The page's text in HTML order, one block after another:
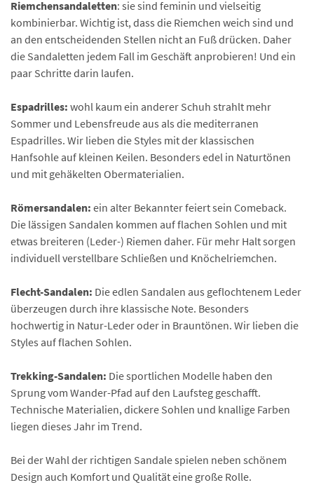
Riemchensandaletten: sie sind feminin und vielseitig
kombinierbar. Wichtig ist, dass die Riemchen weich sind und
an den entscheidenden Stellen nicht an Fuß drücken. Daher
die Sandaletten jedem Fall im Geschäft anprobieren! Und ein
paar Schritte darin laufen.
Espadrilles: wohl kaum ein anderer Schuh strahlt mehr
Sommer und Lebensfreude aus als die mediterranen
Espadrilles. Wir lieben die Styles mit der klassischen
Hanfsohle auf kleinen Keilen. Besonders edel in Naturtönen
und mit gehäkelten Obermaterialien.
Römersandalen: ein alter Bekannter feiert sein Comeback.
Die lässigen Sandalen kommen auf flachen Sohlen und mit
etwas breiteren (Leder-) Riemen daher. Für mehr Halt sorgen
individuell verstellbare Schließen und Knöchelriemchen.
Flecht-Sandalen: Die edlen Sandalen aus geflochtenem Leder
überzeugen durch ihre klassische Note. Besonders
hochwertig in Natur-Leder oder in Brauntönen. Wir lieben die
Styles auf flachen Sohlen.
Trekking-Sandalen: Die sportlichen Modelle haben den
Sprung vom Wander-Pfad auf den Laufsteg geschafft.
Technische Materialien, dickere Sohlen und knallige Farben
liegen dieses Jahr im Trend.
Bei der Wahl der richtigen Sandale spielen neben schönem
Design auch Komfort und Qualität eine große Rolle.